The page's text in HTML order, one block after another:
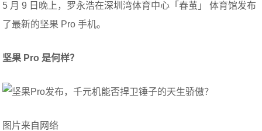
5 月 9 日晚上，罗永浩在深圳湾体育中心「春茧」 体育馆发布
了最新的坚果 Pro 手机。
坚果 Pro 是何样？
图片来自网络